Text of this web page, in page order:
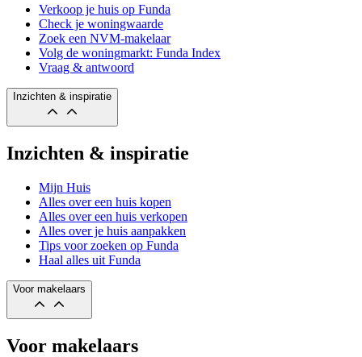
Verkoop je huis op Funda
Check je woningwaarde
Zoek een NVM-makelaar
Volg de woningmarkt: Funda Index
Vraag & antwoord
Inzichten & inspiratie
Inzichten & inspiratie
Mijn Huis
Alles over een huis kopen
Alles over een huis verkopen
Alles over je huis aanpakken
Tips voor zoeken op Funda
Haal alles uit Funda
Voor makelaars
Voor makelaars